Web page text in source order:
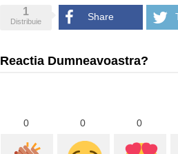
1
Distribuie Share
Reactia Dumneavoastra?
0 0 0